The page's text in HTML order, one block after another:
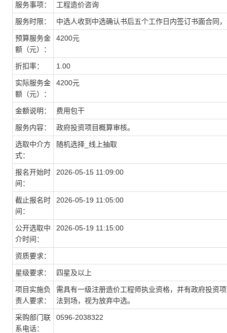
服务事项： 工程造价咨询
服务时限： 中选人收到中选确认书后五个工作日内签订书面合同
预算服务金
额（元）：
4200元
折扣率： 1.00
实际服务金
额（元）：
4200元
金额说明： 费用包干
服务内容： 政府投资项目概算审核。
选取中介方
式：
随机选择_线上抽取
报名开始时
间：
2026-05-15 11:09:00
截止报名时
间：
2026-05-19 11:05:00
公开选取中
介时间：
2026-05-19 11:15:00
资质要求：
星级要求： 四星及以上
项目实施负
责人要求：
需具有一级注册造价工程师执业资格，并有政府投资
法到场，视为放弃中选。
采购部门联
系电话：
0596-2038322